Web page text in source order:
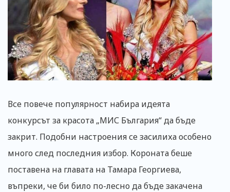
Все повече популярност набира идеята
конкурсът за красота „МИС България“ да бъде
закрит. Подобни настроения се засилиха особено
много след последния избор. Короната беше
поставена на главата на Тамара Георгиева,
въпреки, че би било по-лесно да бъде закачена